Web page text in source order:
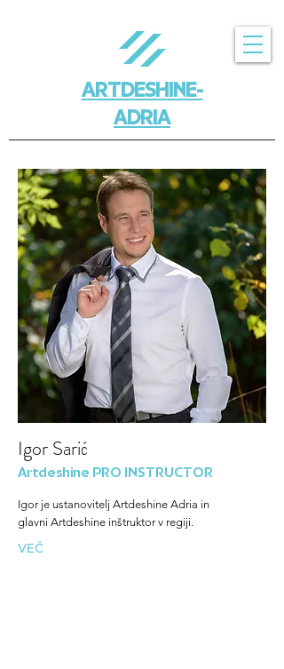
ARTDESHINE-
ADRIA
ARTDESHINE
PROFESSIONALS
SLOVENIJA
Igor Sarić
Artdeshine PRO INSTRUCTOR
Igor je ustanovitelj Artdeshine Adria in
glavni Artdeshine inštruktor v regiji.
VEČ